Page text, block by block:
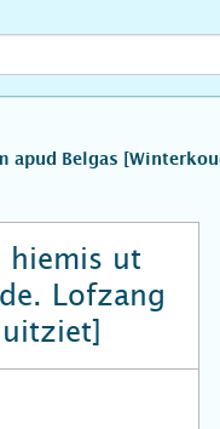
Belgas
hiemis ut
Lofzang